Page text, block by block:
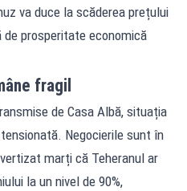
va duce la scăderea prețului
de prosperitate economică
fragil
de Casa Albă, situația
Negocierile sunt în
marți că Teheranul ar
la un nivel de 90%,